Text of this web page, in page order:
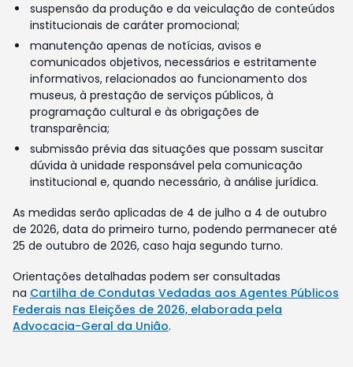
suspensão da produção e da veiculação de conteúdos
institucionais de caráter promocional;
manutenção apenas de notícias, avisos e
comunicados objetivos, necessários e estritamente
informativos, relacionados ao funcionamento dos
museus, à prestação de serviços públicos, à
programação cultural e às obrigações de
transparência;
submissão prévia das situações que possam suscitar
dúvida à unidade responsável pela comunicação
institucional e, quando necessário, à análise jurídica.
As medidas serão aplicadas de 4 de julho a 4 de outubro
de 2026, data do primeiro turno, podendo permanecer até
25 de outubro de 2026, caso haja segundo turno.
Orientações detalhadas podem ser consultadas
na Cartilha de Condutas Vedadas aos Agentes Públicos
Federais nas Eleições de 2026, elaborada pela
Advocacia-Geral da União.